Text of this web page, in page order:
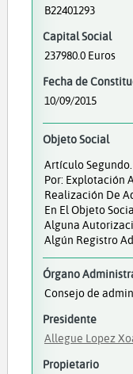
B22401293
Capital Social
237980.0 Euros
Fecha de
10/09/2015
Objeto Social
Artículo
Por: Explotación
Realización De
En El Objeto
Alguna
Algún Registro
Órgano
Consejo de
Presidente
Allegue Lopez
Propietario